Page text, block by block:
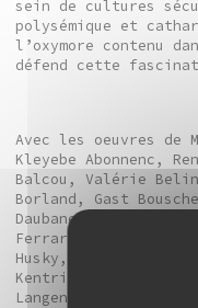
sein de cultures
polysémique et
l’oxymore contenu
défend cette
Avec les oeuvres de
Kleyebe Abonnenc,
Balcou, Valérie
Borland, Gast
Daubanes, Hélène
Ferrari, Marina
Husky, Matthew Day
Kentridge, Joachim
Langendorff, Élodie